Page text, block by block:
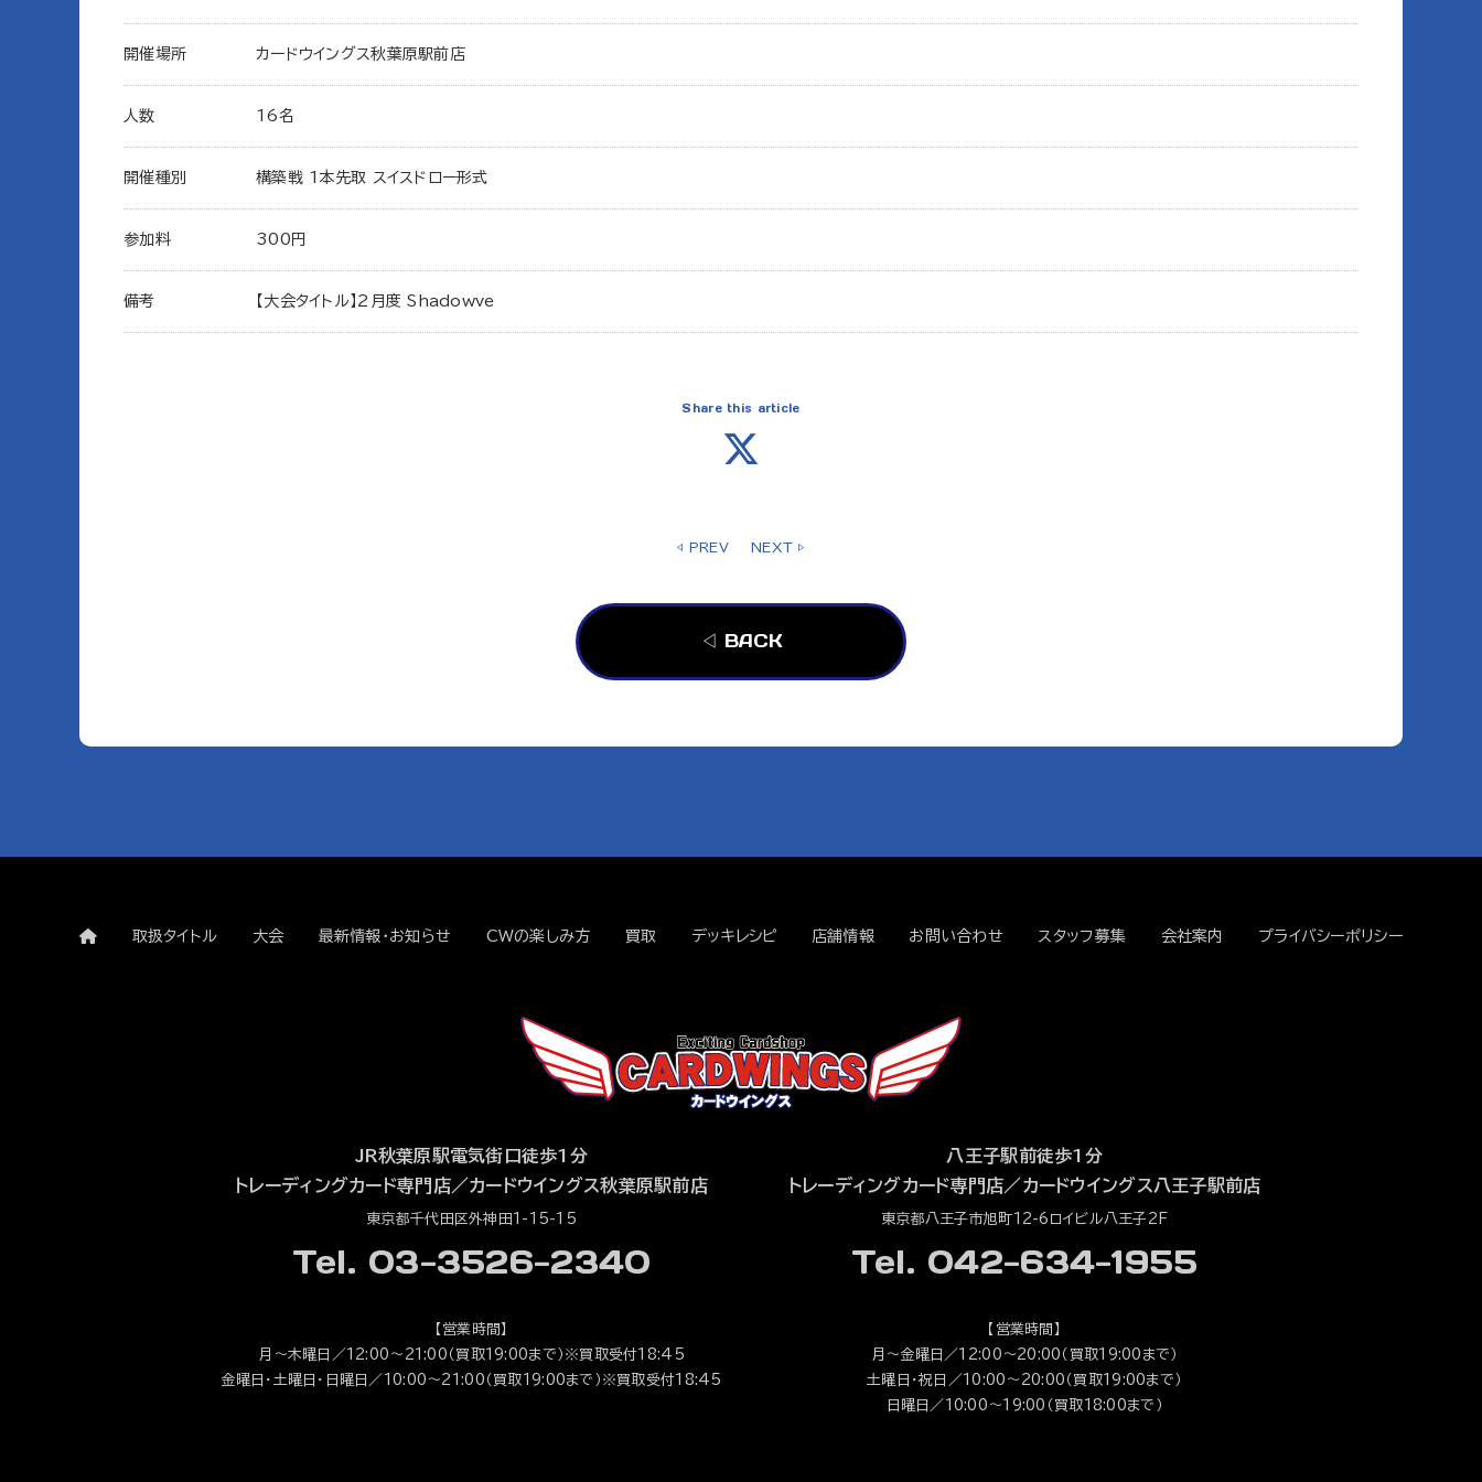
開催場所 カードウイングス秋葉原駅前店
人数 16名
開催種別 構築戦 1本先取 スイスドロー形式
参加料 300円
備考 【大会タイトル】2月度 Shadowve
Share this article
◁ PREV NEXT ▷
◁ BACK
取扱タイトル 大会 最新情報・お知らせ CWの楽しみ方 買取 デッキレシピ 店舗情報 お問い合わせ スタッフ募集 会社案内 プライバシーポリシー
JR秋葉原駅電気街口徒歩1分
トレーディングカード専門店／カードウイングス秋葉原駅前店
東京都千代田区外神田1-15-15
Tel. 03-3526-2340
【営業時間】
月～木曜日／12:00～21:00（買取19:00まで）※買取受付18:45
金曜日・土曜日・日曜日／10:00～21:00（買取19:00まで）※買取受付18:45
八王子駅前徒歩1分
トレーディングカード専門店／カードウイングス八王子駅前店
東京都八王子市旭町12-6ロイビル八王子2F
Tel. 042-634-1955
【営業時間】
月～金曜日／12:00～20:00（買取19:00まで）
土曜日・祝日／10:00～20:00（買取19:00まで）
日曜日／10:00～19:00（買取18:00まで）